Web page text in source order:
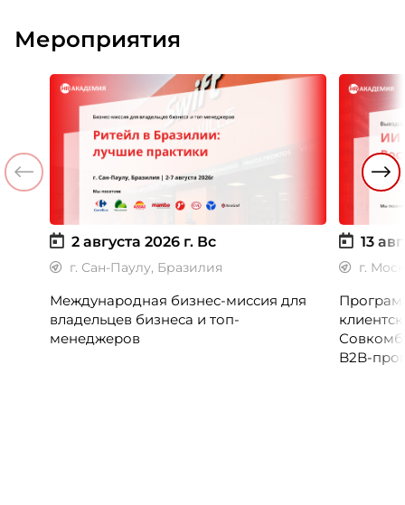
Мероприятия
2 августа 2026 г. Вс
г. Сан-Паулу, Бразилия
Международная бизнес-миссия для
владельцев бизнеса и топ-
менеджеров
13
г.
B2B-